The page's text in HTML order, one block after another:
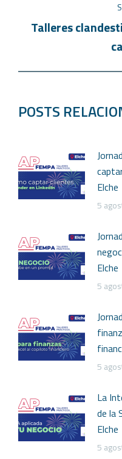
Talleres
POSTS
Elche
5
Elche
5
5
La
de la
Elche
5